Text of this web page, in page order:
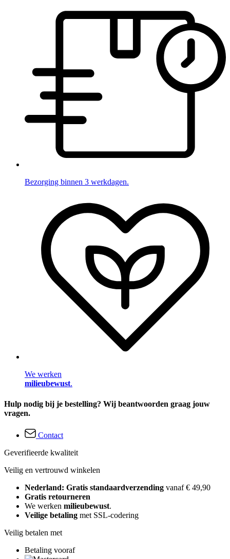
Bezorging binnen 3 werkdagen.
We werken
milieubewust.
Hulp nodig bij je bestelling? Wij beantwoorden graag jouw
vragen.
Contact
Geverifieerde kwaliteit
Veilig en vertrouwd winkelen
Nederland: Gratis standaardverzending vanaf € 49,90
Gratis retourneren
We werken milieubewust.
Veilige betaling met SSL-codering
Veilig betalen met
Betaling vooraf